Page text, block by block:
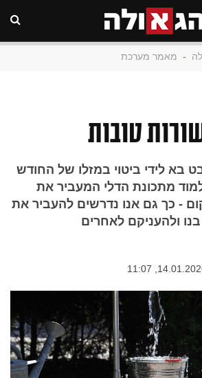
- מאמר מערכת
טובות
בא לידי ביטוי במזלו של החודש
מתכונת הדלי המעביר את
- כך גם אנו נדרשים להעביר את
ולהעניקם לאחרים